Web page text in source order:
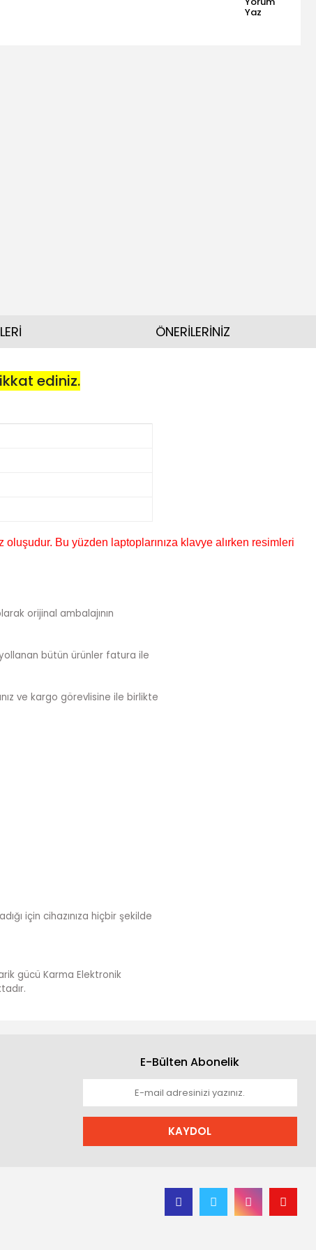
Yaz
ediniz.
Bu yüzden laptoplarınıza klavye alırken resimleri
orijinal ambalajının
bütün ürünler fatura ile
ve kargo görevlisine ile birlikte
için cihazınıza hiçbir şekilde
gücü Karma Elektronik
ÖNERİLERİNİZ
E-Bülten Abonelik
KAYDOL